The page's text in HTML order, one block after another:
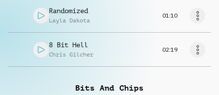
Randomized
Layla Dakota
01:10
8 Bit Hell
Chris Gilcher
02:19
Bits And Chips